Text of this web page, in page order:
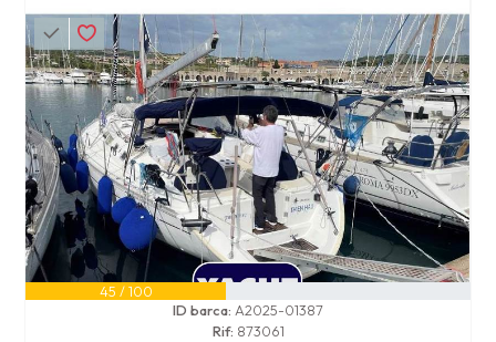
45 / 100
ID barca: A2025-01387
Rif: 873061